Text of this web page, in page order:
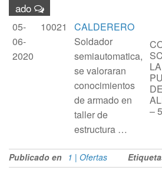
ado
05-
06-
2020
10021
CALDERERO
Soldador
semiautomatica,
se valoraran
conocimientos
de armado en
taller de
estructura …
SC
LA
DE
–
Publicado en 1 | Ofertas